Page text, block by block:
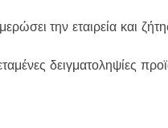
την εταιρεία και
δειγματοληψίες